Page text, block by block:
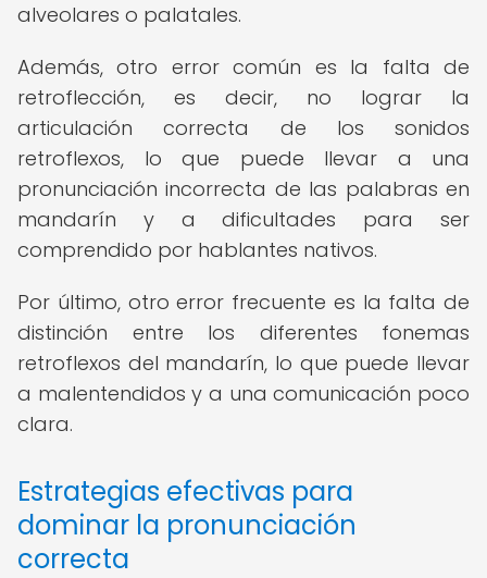
alveolares o palatales.
Además, otro error común es la falta de
retroflección, es decir, no lograr la
articulación correcta de los sonidos
retroflexos, lo que puede llevar a una
pronunciación incorrecta de las palabras en
mandarín y a dificultades para ser
comprendido por hablantes nativos.
Por último, otro error frecuente es la falta de
distinción entre los diferentes fonemas
retroflexos del mandarín, lo que puede llevar
a malentendidos y a una comunicación poco
clara.
Estrategias efectivas para
dominar la pronunciación
correcta